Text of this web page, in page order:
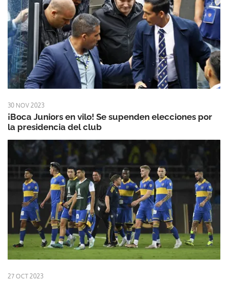
30 NOV 2023
¡Boca Juniors en vilo! Se supenden elecciones por
la presidencia del club
27 OCT 2023